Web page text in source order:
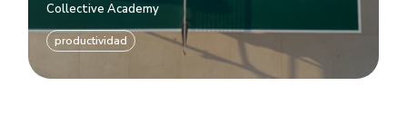
Collective Academy
productividad